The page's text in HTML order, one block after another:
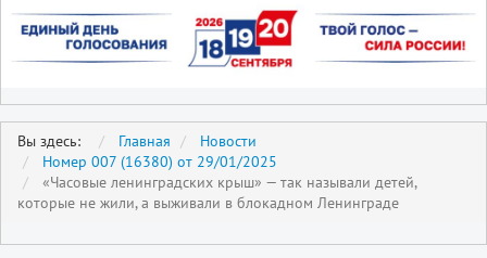
Вы здесь: Главная
Новости
Номер 007 (16380) от 29/01/2025
«Часовые ленинградских крыш» — так называли детей,
которые не жили, а выживали в блокадном Ленинграде